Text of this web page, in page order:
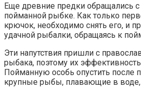
Еще древние предки обращались
пойманной рыбке. Как только
крючок, необходимо снять его, и
удачной рыбалки, обращаясь к
Эти напутствия пришли с
рыбака, поэтому их
Пойманную особь опустить после
крупные рыбы, плавающие в воде,